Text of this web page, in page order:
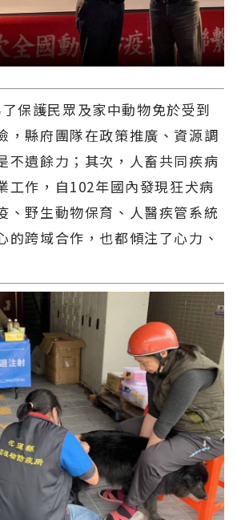
保護民眾及家中動物免於受到
，縣府團隊在政策推廣、資源調
不遺餘力；其次，人畜共同疾病
工作，自102年國內發現狂犬病
、野生動物保育、人醫疾管系統
的跨域合作，也都傾注了心力、